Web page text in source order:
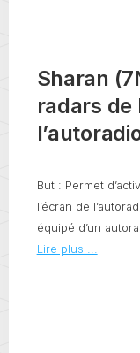
Sharan
radars de
But : Permet
l’écran de
équipé d’un
Lire plus ...